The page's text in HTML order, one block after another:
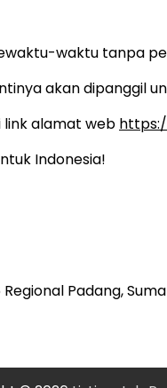
waktu tanpa
akan dipanggil
link alamat web
Indonesia!
Padang,